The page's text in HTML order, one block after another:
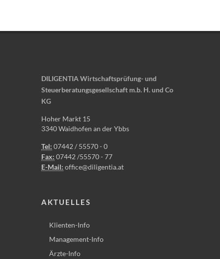
DILIGENTIA Wirtschaftsprüfung- und
Steuerberatungsgesellschaft m.b. H. und Co
KG
Hoher Markt 15
3340 Waidhofen an der Ybbs
Tel: 07442 / 55570 - 0
Fax: 07442 /55570 - 77
E-Mail: office@diligentia.at
AKTUELLES
Klienten-Info
Management-Info
Ärzte-Info